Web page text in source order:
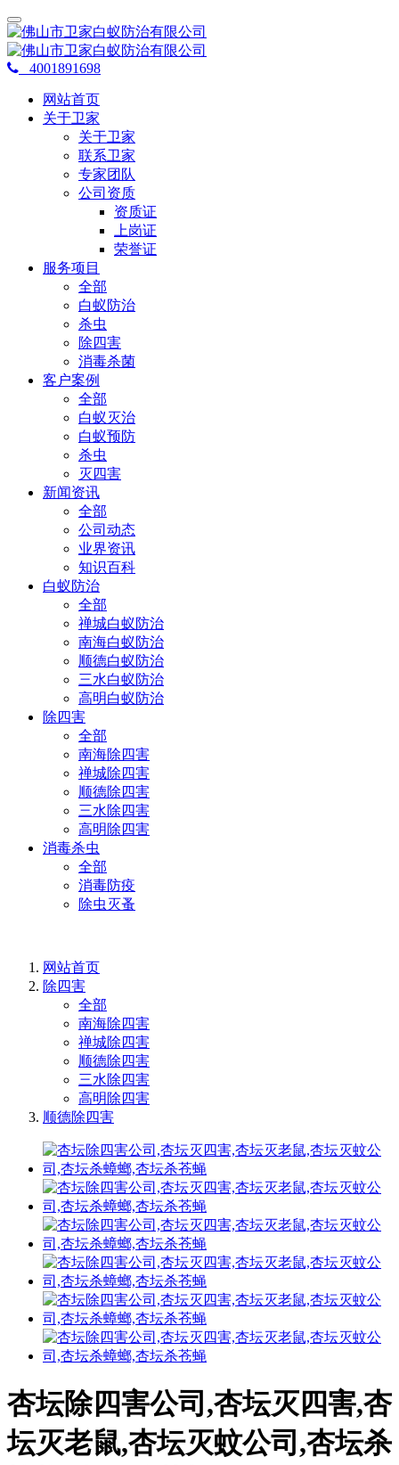
4001891698
网站首页
关于卫家
关于卫家
联系卫家
专家团队
公司资质
资质证
上岗证
荣誉证
服务项目
全部
白蚁防治
杀虫
除四害
消毒杀菌
客户案例
全部
白蚁灭治
白蚁预防
杀虫
灭四害
新闻资讯
全部
公司动态
业界资讯
知识百科
白蚁防治
全部
禅城白蚁防治
南海白蚁防治
顺德白蚁防治
三水白蚁防治
高明白蚁防治
除四害
全部
南海除四害
禅城除四害
顺德除四害
三水除四害
高明除四害
消毒杀虫
全部
消毒防疫
除虫灭蚤
网站首页
除四害
全部
南海除四害
禅城除四害
顺德除四害
三水除四害
高明除四害
顺德除四害
杏坛除四害公司,杏坛灭四害,杏
坛灭老鼠,杏坛灭蚊公司,杏坛杀